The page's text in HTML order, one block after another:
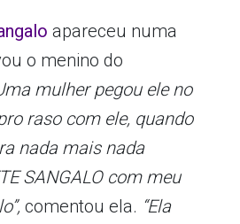
apareceu numa
o menino do
mulher pegou ele no
raso com ele, quando
nada mais nada
SANGALO com meu
comentou ela. “Ela